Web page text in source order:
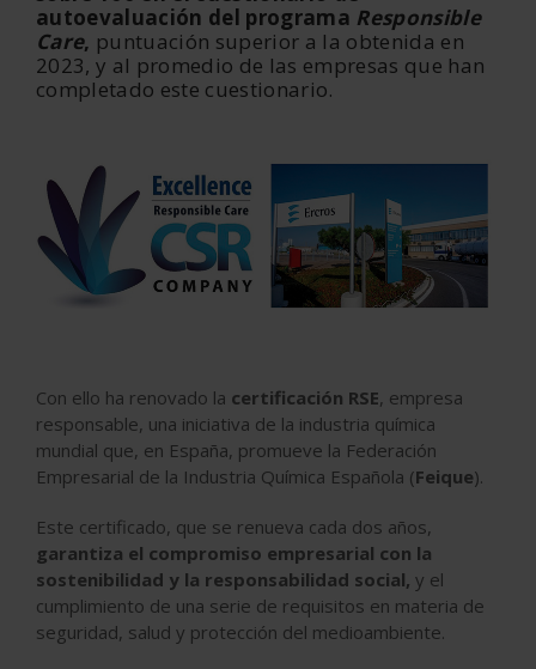
autoevaluación del programa Responsible
Care, puntuación superior a la obtenida en
2023, y al promedio de las empresas que han
completado este cuestionario.
Con ello ha renovado la certificación RSE, empresa
responsable, una iniciativa de la industria química
mundial que, en España, promueve la Federación
Empresarial de la Industria Química Española (Feique).
Este certificado, que se renueva cada dos años,
garantiza el compromiso empresarial con la
sostenibilidad y la responsabilidad social, y el
cumplimiento de una serie de requisitos en materia de
seguridad, salud y protección del medioambiente.